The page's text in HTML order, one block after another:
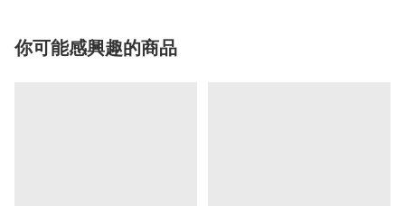
你可能感興趣的商品